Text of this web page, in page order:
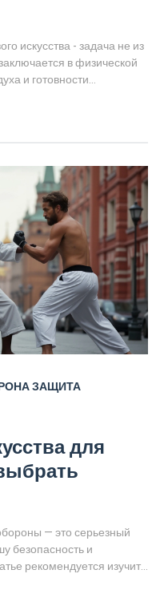
искусства - задача не из
в физической
и готовности
разные боевые
ЗАЩИТА
для
— это серьезный
безопасность и
рекомендуется изучить